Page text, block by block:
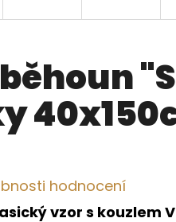
hodnocení
vzor s kouzlem